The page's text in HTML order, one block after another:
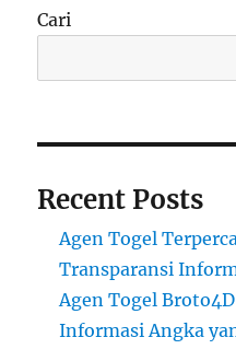
Cari
Recent Posts
Agen Togel
Transparansi
Agen Togel
Informasi Angka